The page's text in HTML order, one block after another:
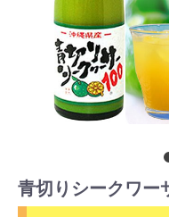
青切りシークワー